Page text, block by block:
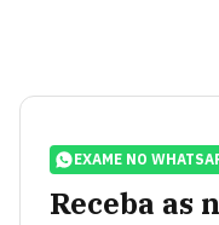
EXAME NO
Receba as